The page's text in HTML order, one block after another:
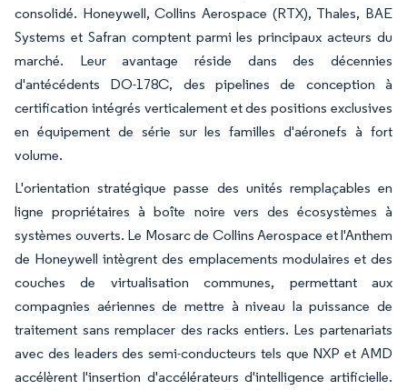
consolidé. Honeywell, Collins Aerospace (RTX), Thales, BAE
Systems et Safran comptent parmi les principaux acteurs du
marché. Leur avantage réside dans des décennies
d'antécédents DO-178C, des pipelines de conception à
certification intégrés verticalement et des positions exclusives
en équipement de série sur les familles d'aéronefs à fort
volume.
L'orientation stratégique passe des unités remplaçables en
ligne propriétaires à boîte noire vers des écosystèmes à
systèmes ouverts. Le Mosarc de Collins Aerospace et l'Anthem
de Honeywell intègrent des emplacements modulaires et des
couches de virtualisation communes, permettant aux
compagnies aériennes de mettre à niveau la puissance de
traitement sans remplacer des racks entiers. Les partenariats
avec des leaders des semi-conducteurs tels que NXP et AMD
accélèrent l'insertion d'accélérateurs d'intelligence artificielle.